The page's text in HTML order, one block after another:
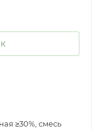
≥30%, смесь